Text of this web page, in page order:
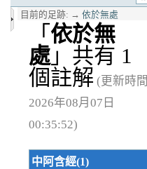
目前的足跡: → 依於無處
「 依於無
處 」共有 1
個註解 (更新時間
2026年08月07日
00:35:52)
中阿含經(1)